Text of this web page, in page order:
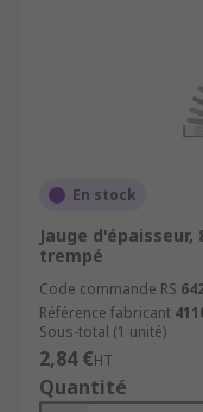
En stock
Jauge
trempé
Code commande RS
Référence fabricant
Sous-total (1 unité)
2,84 €HT
Quantité